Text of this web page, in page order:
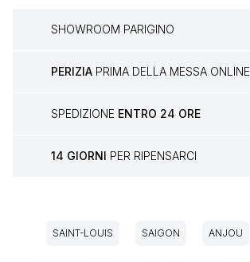
SHOWROOM PARIGINO
PERIZIA PRIMA DELLA MESSA ONLINE
SPEDIZIONE ENTRO 24 ORE
14 GIORNI PER RIPENSARCI
SAINT-LOUIS SAIGON ANJOU